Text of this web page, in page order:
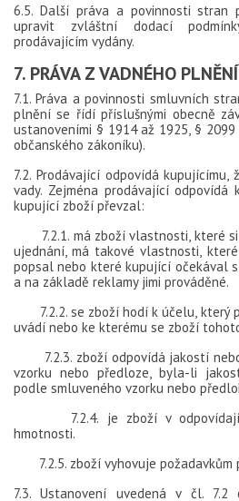
6.5. Další práva a povinnosti stran
upravit zvláštní dodací
prodávajícím vydány.
7. PRÁVA Z VADNÉHO PLNĚNÍ
7.1. Práva a povinnosti smluvních
plnění se řídí příslušnými obecně
ustanoveními § 1914 až 1925, §
občanského zákoníku).
7.2. Prodávající odpovídá
vady. Zejména prodávající odpovídá
kupující zboží převzal:
7.2.1. má zboží vlastnosti, které si
ujednání, má takové vlastnosti,
popsal nebo které kupující očekával
a na základě reklamy jimi prováděné.
7.2.2. se zboží hodí k účelu, který
uvádí nebo ke kterému se zboží
7.2.3. zboží odpovídá jakostí
vzorku nebo předloze, byla-li
podle smluveného vzorku nebo
7.2.4. je zboží v
hmotnosti.
7.2.5. zboží vyhovuje požadavkům
7.3. Ustanovení uvedená v čl. 7.2